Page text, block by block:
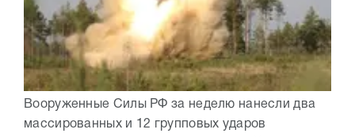
Вооруженные Силы РФ за неделю нанесли два
массированных и 12 групповых ударов